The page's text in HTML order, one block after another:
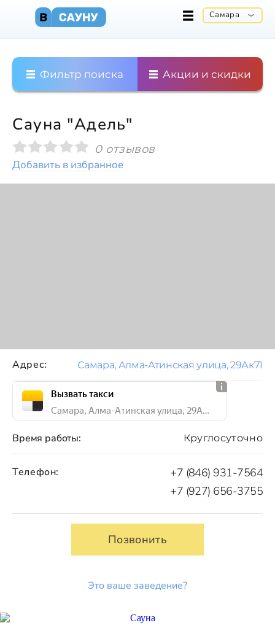
Самара
Фильтр поиска Акции и скидки
Сауна "Адель"
0 отзывов
Добавить в избранное
Время работы: Круглосуточно
Телефон:
+7 (846) 931-7564
+7 (927) 656-3755
Позвонить
Это ваше заведение?
Адрес: Самара, Алма-Атинская улица, 29Ак71
Вызвать такси
Самара, Алма-Атинская улица, 29Ак71